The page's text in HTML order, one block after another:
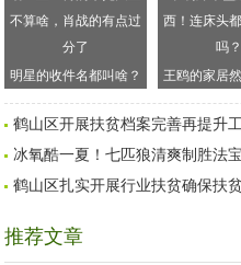
明星的收件名都叫啥？
王一博的摩托大王不算
啥，肖战的有点过分了
王鸥的家居
易烊千玺这
连床头都有
鹤山区开展扶贫档案完善再提升
冰氧酷一夏！七匹狼清爽制胜法宝
鹤山区扎实开展行业扶贫确保扶
推荐文章